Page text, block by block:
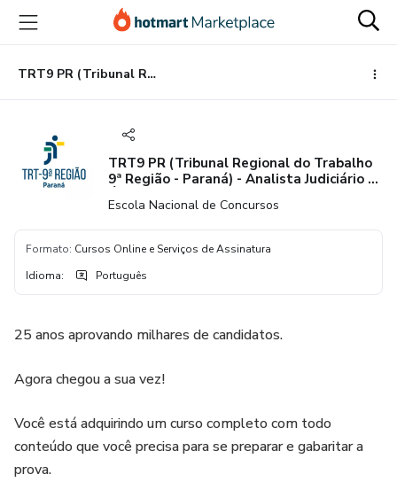
para
conteúdo
principal
para
pagamento
para
rodapé
TRT9 PR (Tribunal Regional do Trabalho 9ª Região - Paraná) - Analista Judiciário - Área Judiciária
TRT9 PR (Tribunal Regional do Trabalho
9ª Região - Paraná) - Analista Judiciário -
Escola Nacional de Concursos
Formato: Cursos Online e Serviços de Assinatura
Idioma: Português
25 anos aprovando milhares de candidatos.
Agora chegou a sua vez!
Você está adquirindo um curso completo com todo
conteúdo que você precisa para se preparar e gabaritar a
prova.